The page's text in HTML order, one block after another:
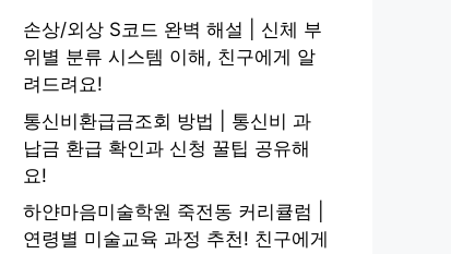
손상/외상 S코드 완벽 해설 | 신체 부
위별 분류 시스템 이해, 친구에게 알
려드려요!
통신비환급금조회 방법 | 통신비 과
납금 환급 확인과 신청 꿀팁 공유해
요!
하얀마음미술학원 죽전동 커리큘럼 |
연령별 미술교육 과정 추천! 친구에게